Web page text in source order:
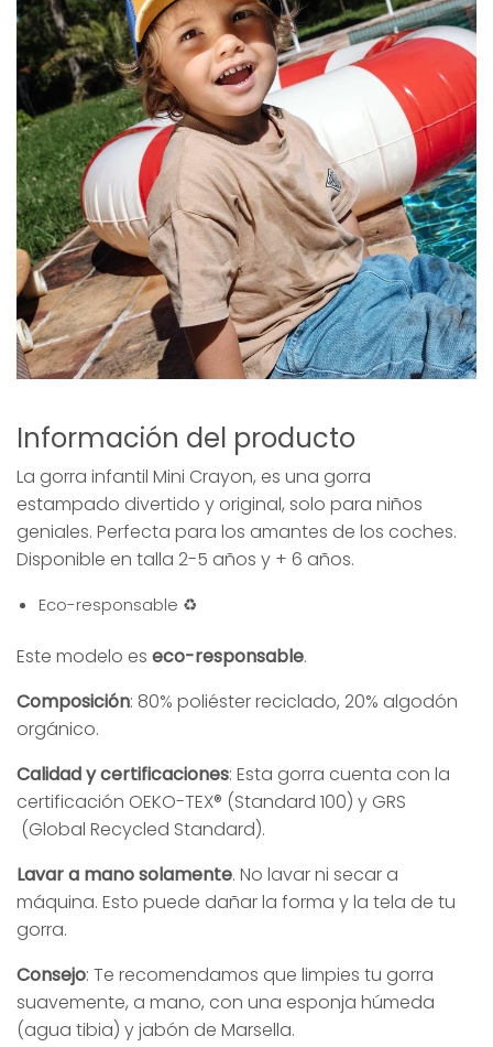
Información del producto
La gorra infantil Mini Crayon, es una gorra
estampado divertido y original, solo para niños
geniales. Perfecta para los amantes de los coches.
Disponible en talla 2-5 años y + 6 años.
Eco-responsable ♻️
Este modelo es eco-responsable.
Composición: 80% poliéster reciclado, 20% algodón
orgánico.
Calidad y certificaciones: Esta gorra cuenta con la
certificación OEKO-TEX® (Standard 100) y GRS
(Global Recycled Standard).
Lavar a mano solamente. No lavar ni secar a
máquina. Esto puede dañar la forma y la tela de tu
gorra.
Consejo: Te recomendamos que limpies tu gorra
suavemente, a mano, con una esponja húmeda
(agua tibia) y jabón de Marsella.